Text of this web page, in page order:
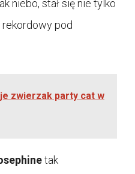
niebo, stał się nie tylko
pod
zwierzak party cat w
tak